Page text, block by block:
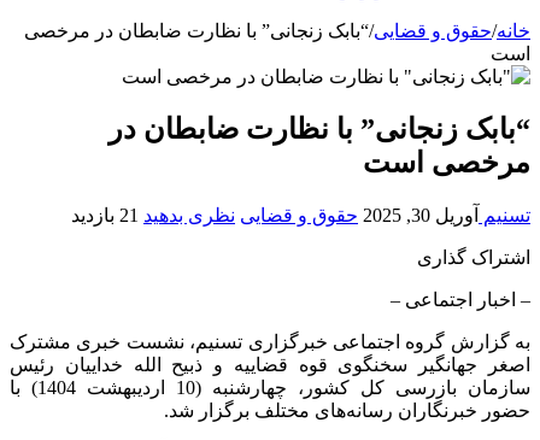
خانه/حقوق و قضایی/“بابک زنجانی” با نظارت ضابطان در مرخصی
است
“بابک زنجانی” با نظارت ضابطان در
مرخصی است
تسنیم آوریل 30, 2025 حقوق و قضایی نظری بدهید 21 بازدید
اشتراک گذاری
– اخبار اجتماعی –
به گزارش گروه اجتماعی خبرگزاری تسنیم، نشست خبری مشترک
اصغر جهانگیر سخنگوی قوه قضاییه و ذبیح الله خداییان رئیس
سازمان بازرسی کل کشور، چهارشنبه (10 اردیبهشت 1404) با
حضور خبرنگاران رسانه‌های مختلف برگزار شد.